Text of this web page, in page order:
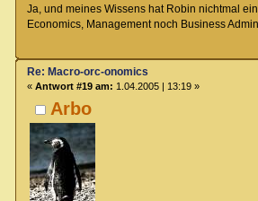
Ja, und meines Wissens hat Robin nichtmal
Economics, Management noch Business
Arbo
Re: Macro-orc-onomics
« Antwort #19 am: 1.04.2005 | 13:19 »